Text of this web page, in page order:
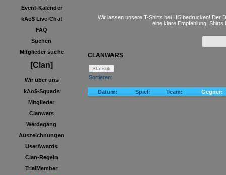
Event-Kalender
kAo$ Live-Chat
FAQ
Suchen
Mitglieder suche
[Clan]
Wir über uns
kAo$-Squads
Mitglieder
Clanwars
Werdegang
Auszeichnungen
UserAwards
Clan-Regeln
TrialMember
Wir lassen unsere T-Shirts bei Hi5 bedrucken! Der
eine klare Empfehlung,
CLANWARS
Sortieren:
Datum: Spiel: Team: Gegner: